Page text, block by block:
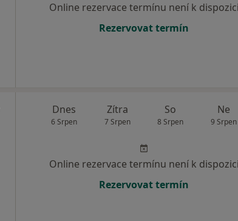
Online rezervace termínu není k dispozici
Rezervovat termín
Dnes
6 Srpen
Zítra
7 Srpen
So
8 Srpen
Ne
9 Srpen
Online rezervace termínu není k dispozici
Rezervovat termín